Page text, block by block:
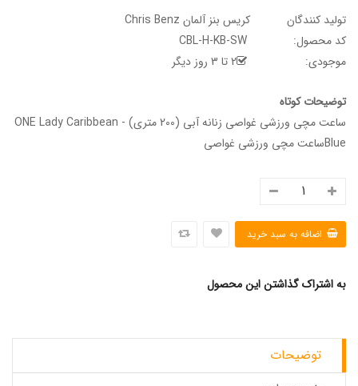
تولید کنندگان
کریس بنز آلمان Chris Benz
کد محصول:
موجودی:
2 تا 3 روز دیگر
توضیحات کوتاه
ساعت مچی ورزشی غواصی زنانه آبی (200 متری) - ONE Lady Caribbean
Blueساعت مچی ورزشی غواصی
به اشتراک گذاشتن این محصول
توضیحات